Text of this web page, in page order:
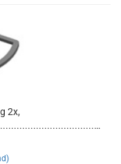
2x,
etc...............................................................................................